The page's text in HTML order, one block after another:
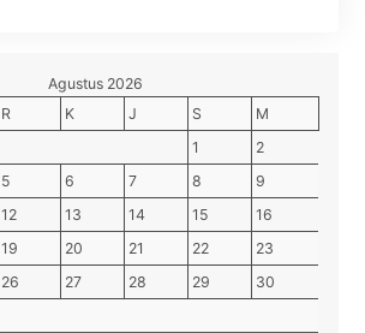
Agustus 2026
R K J S
M
1
2
5 6 7 8
9
12 13 14 15
16
19 20 21 22
23
26 27 28 29
30